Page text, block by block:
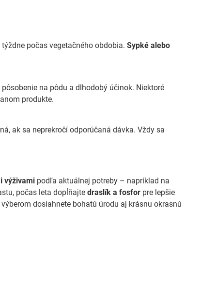
počas vegetačného obdobia.Sypké alebo
na pôdu a dlhodobý účinok. Niektoré
produkte.
ak sa neprekročí odporúčaná dávka. Vždy sa
výživami podľa aktuálnej potreby – napríklad na
počas leta dopĺňajtedraslík a fosfor pre lepšie
dosiahnete bohatú úrodu aj krásnu okrasnú